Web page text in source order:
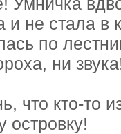
и не стала в
по
ни
что кто-то
островку!